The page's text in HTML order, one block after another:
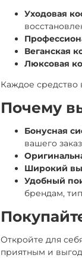
Уходовая
Веганская
Люксовая
Каждое средство
Почему
Бонусная
вашего
Широкий
Удобный
брендам,
Откройте для
приятным и